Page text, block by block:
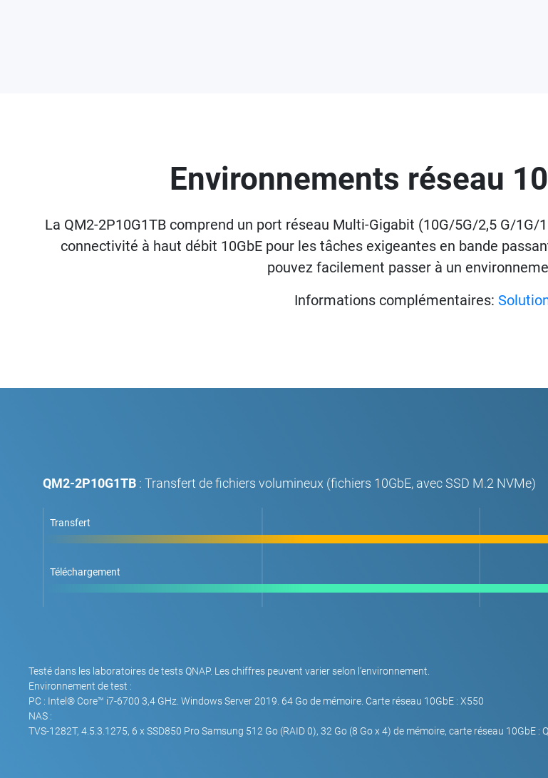
Environnements réseau
La QM2-2P10G1TB comprend un port réseau Multi-Gigabit (10G/5G/2,5 G/1G/
connectivité à haut débit 10GbE pour les tâches exigeantes en bande
pouvez facilement passer à un
Informations complémentaires:
QM2-2P10G1TB : Transfert de fichiers volumineux (fichiers 10GbE, avec SSD M.2 NVMe)
Transfert
Téléchargement
Testé dans les laboratoires de tests QNAP. Les chiffres peuvent varier selon l’environnement.
Environnement de test :
PC : Intel® Core™ i7-6700 3,4 GHz. Windows Server 2019. 64 Go de mémoire. Carte réseau 10GbE : X550
NAS :
TVS-1282T, 4.5.3.1275, 6 x SSD850 Pro Samsung 512 Go (RAID 0), 32 Go (8 Go x 4) de mémoire, carte réseau 10GbE :